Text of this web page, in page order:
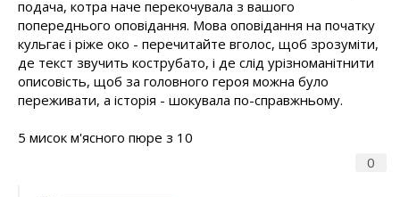
0
подача, котра наче перекочувала з вашого
попереднього оповідання. Мова оповідання на початку
кульгає і ріже око - перечитайте вголос, щоб зрозуміти,
де текст звучить кострубато, і де слід урізноманітнити
описовість, щоб за головного героя можна було
переживати, а історія - шокувала по-справжньому.
5 мисок м'ясного пюре з 10